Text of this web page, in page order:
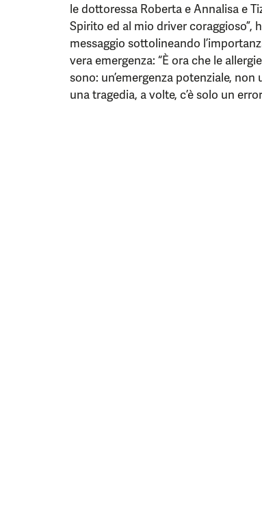
le dottoressa Roberta e Annalisa e
Spirito ed al mio driver coraggioso”,
messaggio sottolineando
vera emergenza: “È ora che le
sono: un’emergenza potenziale,
una tragedia, a volte, c’è solo un